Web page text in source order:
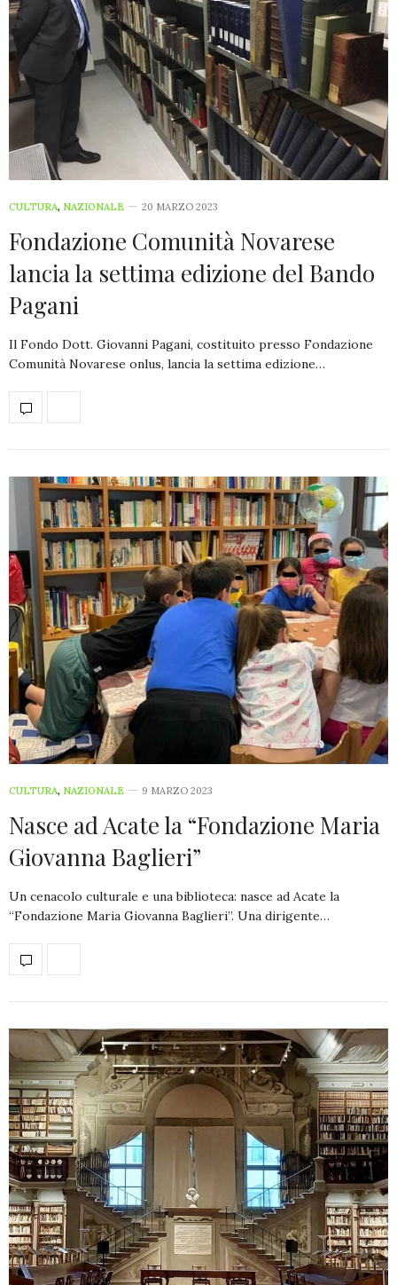
CULTURA, NAZIONALE 20 MARZO 2023
Fondazione Comunità Novarese
lancia la settima edizione del Bando
Pagani
Il Fondo Dott. Giovanni Pagani, costituito presso Fondazione
Comunità Novarese onlus, lancia la settima edizione…
CULTURA, NAZIONALE 9 MARZO 2023
Nasce ad Acate la “Fondazione Maria
Giovanna Baglieri”
Un cenacolo culturale e una biblioteca: nasce ad Acate la
“Fondazione Maria Giovanna Baglieri”. Una dirigente…